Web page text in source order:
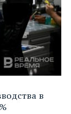
в